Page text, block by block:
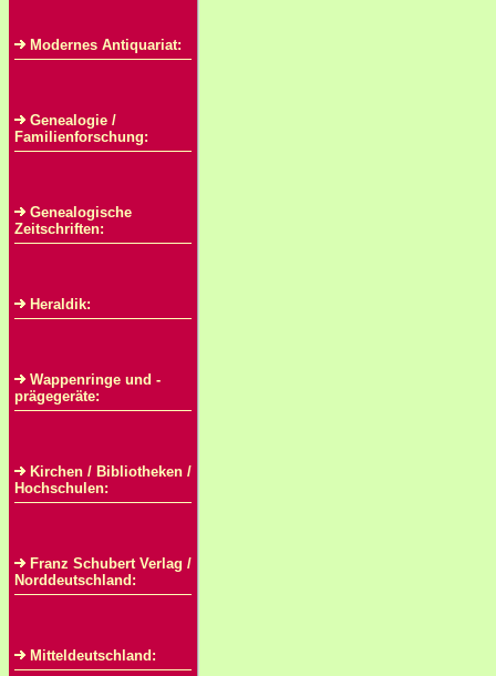
Modernes Antiquariat:
Genealogie /
Familienforschung:
Genealogische
Zeitschriften:
Heraldik:
Wappenringe und -
prägegeräte:
Kirchen / Bibliotheken /
Hochschulen:
Franz Schubert Verlag /
Norddeutschland:
Mitteldeutschland: